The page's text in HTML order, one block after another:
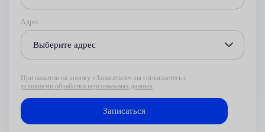
Адрес
Выберите адрес
При нажатии на кнопку «Записаться» вы соглашаетесь с
условиями обработки персональных данных